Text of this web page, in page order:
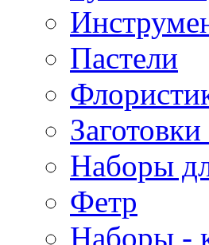
Пастели
Наборы
Фетр
Наборы -